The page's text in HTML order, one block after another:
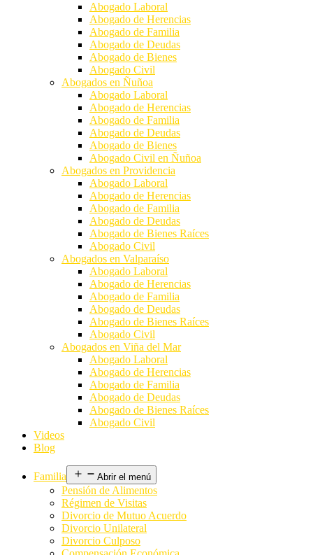
Abogado Laboral
Abogado de Herencias
Abogado de Familia
Abogado de Deudas
Abogado de Bienes
Abogado Civil
Abogados en Ñuñoa
Abogado Laboral
Abogado de Herencias
Abogado de Familia
Abogado de Deudas
Abogado de Bienes
Abogado Civil en Ñuñoa
Abogados en Providencia
Abogado Laboral
Abogado de Herencias
Abogado de Familia
Abogado de Deudas
Abogado de Bienes Raíces
Abogado Civil
Abogados en Valparaíso
Abogado Laboral
Abogado de Herencias
Abogado de Familia
Abogado de Deudas
Abogado de Bienes Raíces
Abogado Civil
Abogados en Viña del Mar
Abogado Laboral
Abogado de Herencias
Abogado de Familia
Abogado de Deudas
Abogado de Bienes Raíces
Abogado Civil
Videos
Blog
Familia Abrir el menú
Pensión de Alimentos
Régimen de Visitas
Divorcio de Mutuo Acuerdo
Divorcio Unilateral
Divorcio Culposo